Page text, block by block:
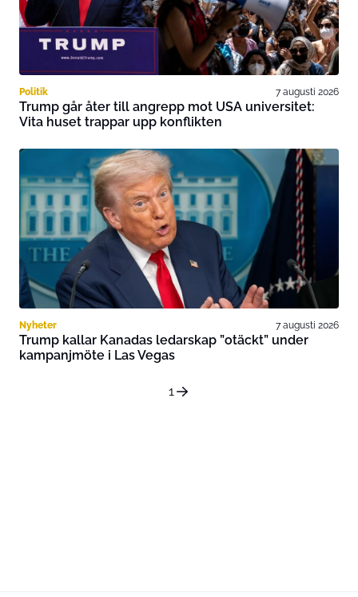
Politik 7 augusti 2026
Trump går åter till angrepp mot USA universitet:
Vita huset trappar upp konflikten
Nyheter 7 augusti 2026
Trump kallar Kanadas ledarskap ”otäckt” under
kampanjmöte i Las Vegas
1